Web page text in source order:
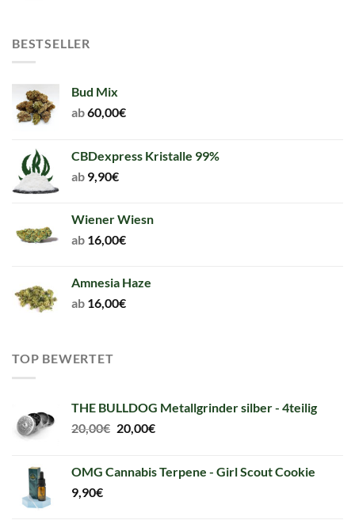
BESTSELLER
Bud Mix
ab60,00€
CBDexpress Kristalle 99%
ab 9,90€
Wiener Wiesn
ab 16,00€
Amnesia Haze
ab 16,00€
TOP BEWERTET
THE BULLDOG Metallgrinder silber - 4teilig
20,00€ Original
20,00€.
20,00€Current
20,00€.
OMG Cannabis Terpene - Girl Scout Cookie
9,90€